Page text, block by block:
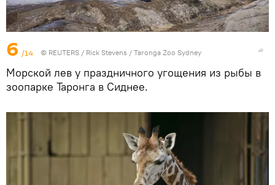
6 /14 © REUTERS / Rick Stevens / Taronga Zoo Sydney
Морской лев у праздничного угощения из рыбы в
зоопарке Таронга в Сиднее.